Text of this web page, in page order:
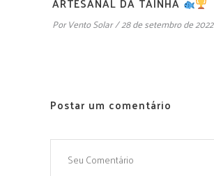
Por Vento Solar 28 de setembro de 2022
Postar um comentário